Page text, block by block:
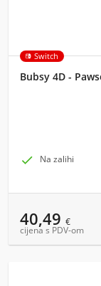
Switch
Bubsy 4D -
 Na zalihi
40,49 €
cijena s PDV-om